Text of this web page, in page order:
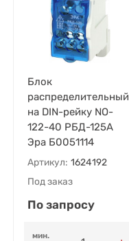
Блок
распределительный
на DIN-рейку NO-
122-40 РБД-125А
Эра Б0051114
Артикул: 1624192
Под заказ
По запросу
мин.